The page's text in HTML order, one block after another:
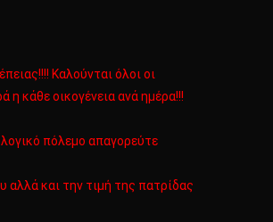
Καλούνται όλοι οι
κάθε οικογένεια ανά ημέρα!!!
πόλεμο απαγορεύτε
αλλά και την τιμή της πατρίδας